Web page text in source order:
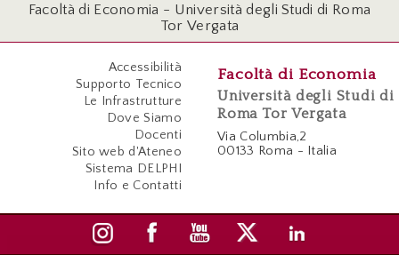
Facoltà di Economia - Università degli Studi di Roma
Tor Vergata
Accessibilità
Supporto Tecnico
Le Infrastrutture
Dove Siamo
Docenti
Sito web d'Ateneo
Sistema DELPHI
Info e Contatti
Facoltà di Economia
Università degli Studi di
Roma Tor Vergata
Via Columbia,2
00133 Roma - Italia